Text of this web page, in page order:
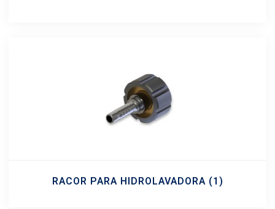
RACOR PARA HIDROLAVADORA (1)